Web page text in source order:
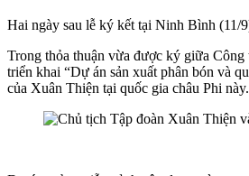
Hai ngày sau lễ ký kết tại Ninh Bình (11/
Trong thỏa thuận vừa được ký giữa
triển khai “Dự án sản xuất phân bón và
của Xuân Thiện tại quốc gia châu Phi này.